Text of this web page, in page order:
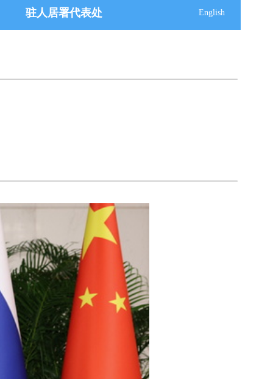
驻人居署代表处 English